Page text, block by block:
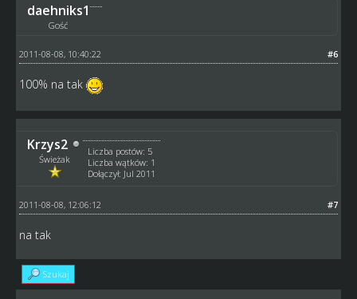
daehniks1
Gość
#6
2011-08-08, 10:40:22
100% na tak
Krzys2
Świeżak
Liczba postów: 5
Liczba wątków: 1
Dołączył: Jul 2011
#7
2011-08-08, 12:06:12
na tak
Szukaj